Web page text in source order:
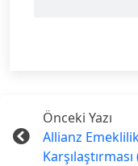
Önceki Yazı
Allianz